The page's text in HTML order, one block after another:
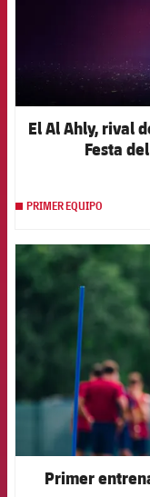
El Al Ahly, rival
Festa
PRIMER EQUIPO
Primer